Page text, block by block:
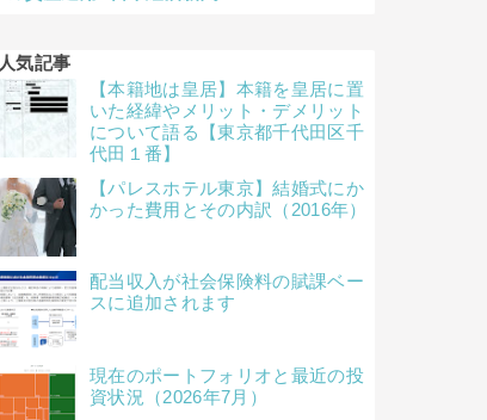
人気記事
【本籍地は皇居】本籍を皇居に置
いた経緯やメリット・デメリット
について語る【東京都千代田区千
代田１番】
【パレスホテル東京】結婚式にか
かった費用とその内訳（2016年）
配当収入が社会保険料の賦課ベー
スに追加されます
現在のポートフォリオと最近の投
資状況（2026年7月）